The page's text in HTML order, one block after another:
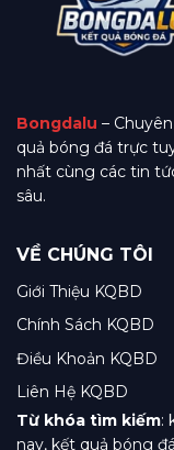
Bongdalu –
quả bóng đá trực
nhất cùng các tin
sâu.
VỀ CHÚNG TÔI
Giới Thiệu KQBD
Chính Sách KQBD
Điều Khoản KQBD
Liên Hệ KQBD
Từ khóa tìm kiếm:
nay, kết quả bóng